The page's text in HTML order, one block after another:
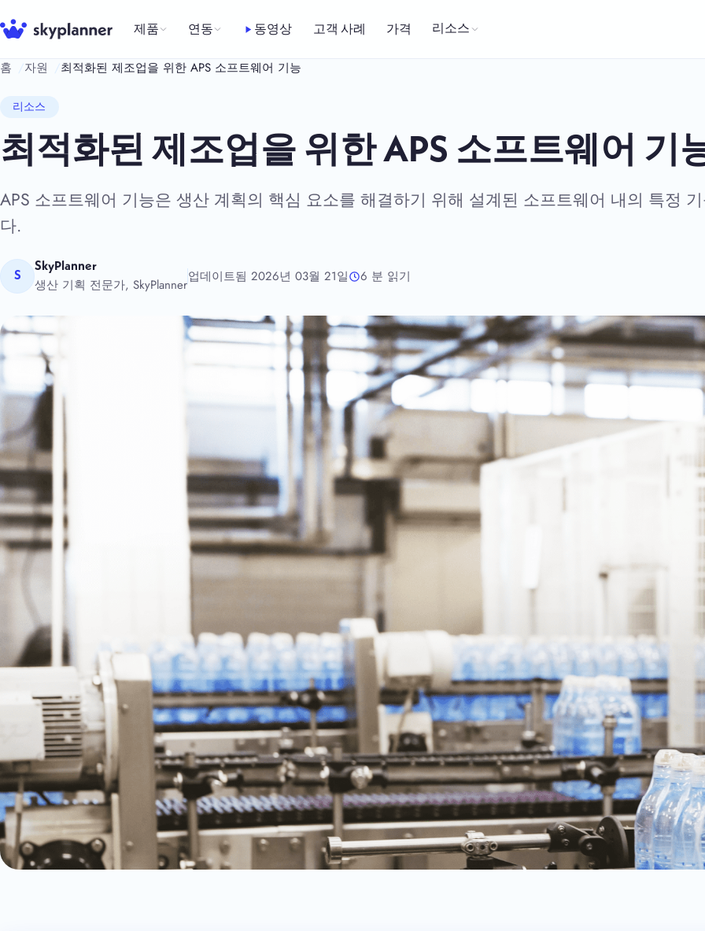
to
content
제품 연동 동영상 고객 사례 가격 리소스
홈 자원 최적화된 제조업을 위한 APS 소프트웨어 기능
리소스
최적화된 제조업을 위한 APS 소프트웨어 기
APS 소프트웨어 기능은 생산 계획의 핵심 요소를 해결하기 위해 설계된 소프트웨어 내의 특정
다.
S
SkyPlanner
생산 기획 전문가, SkyPlanner업데이트됨 2026년 03월 21일 6 분 읽기